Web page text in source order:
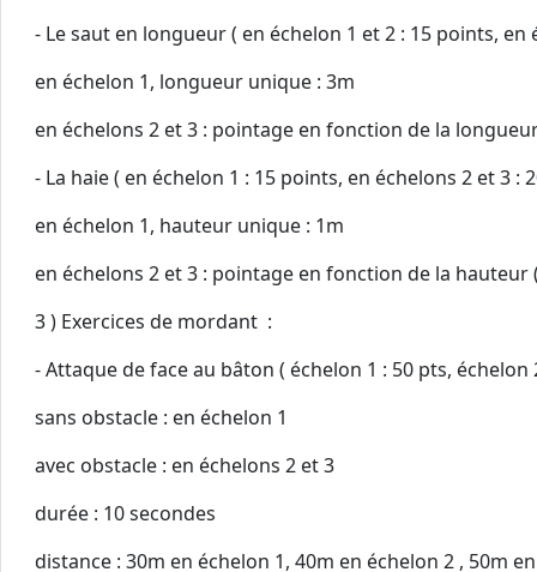
- Le saut en longueur ( en échelon 1 et 2 : 15 points, en
en échelon 1, longueur unique : 3m
en échelons 2 et 3 : pointage en fonction de la
- La haie ( en échelon 1 : 15 points, en échelons 2 et 3 :
en échelon 1, hauteur unique : 1m
en échelons 2 et 3 : pointage en fonction de la
3 ) Exercices de mordant :
- Attaque de face au bâton ( échelon 1 : 50 pts, échelon
sans obstacle : en échelon 1
avec obstacle : en échelons 2 et 3
durée : 10 secondes
distance : 30m en échelon 1, 40m en échelon 2 , 50m